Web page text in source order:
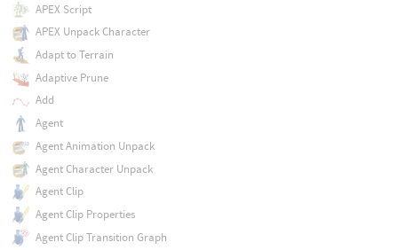
APEX Script
APEX Unpack Character
Adapt to Terrain
Adaptive Prune
Add
Agent
Agent Animation Unpack
Agent Character Unpack
Agent Clip
Agent Clip Properties
Agent Clip Transition Graph